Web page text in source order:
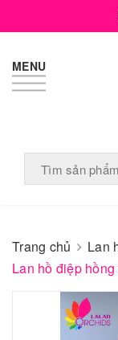
MENU
Trang chủ
Lan
Lan hồ điệp